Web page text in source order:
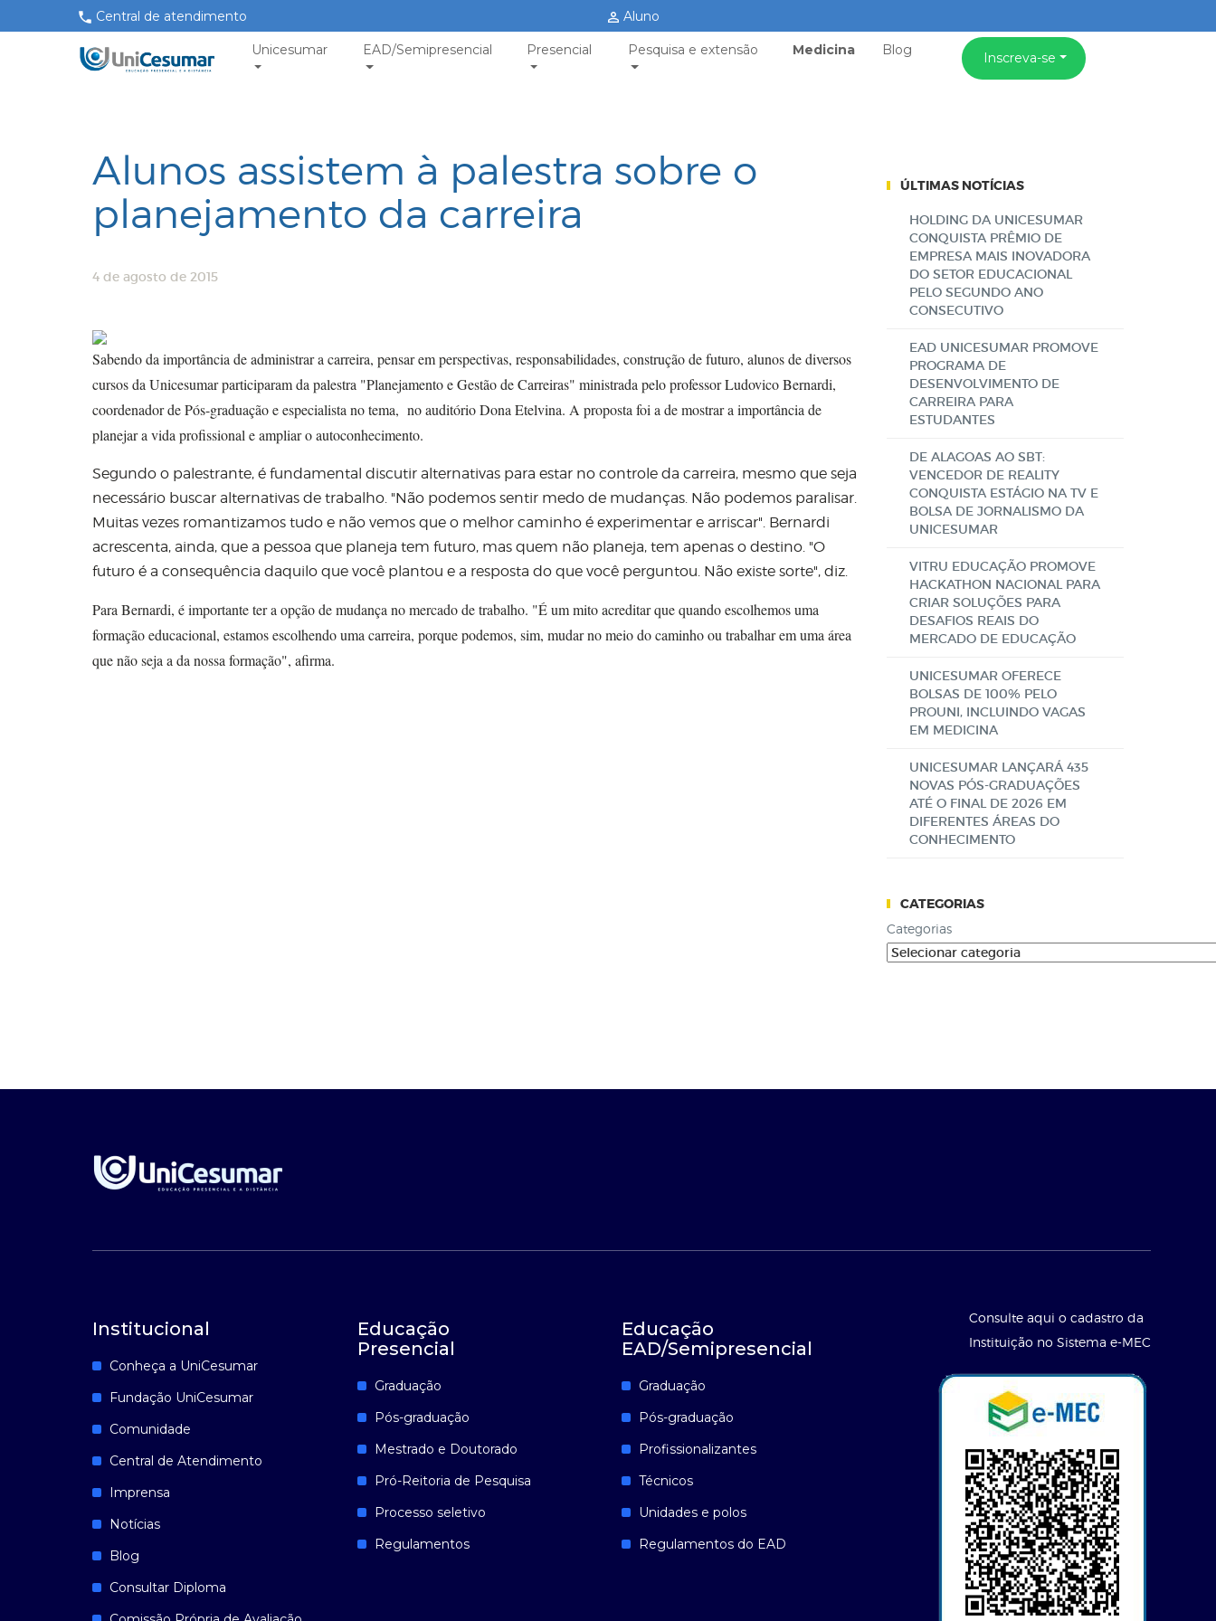
Central de atendimento Aluno
Unicesumar EAD/Semipresencial Presencial Pesquisa e extensão Medicina Blog Inscreva-se
Alunos assistem à palestra sobre o
planejamento da carreira
4 de agosto de 2015
Sabendo da importância de administrar a carreira, pensar em perspectivas, responsabilidades, construção de futuro, alunos de diversos
cursos da Unicesumar participaram da palestra "Planejamento e Gestão de Carreiras" ministrada pelo professor Ludovico Bernardi,
coordenador de Pós-graduação e especialista no tema, no auditório Dona Etelvina. A proposta foi a de mostrar a importância de
planejar a vida profissional e ampliar o autoconhecimento.
Segundo o palestrante, é fundamental discutir alternativas para estar no controle da carreira, mesmo que seja
necessário buscar alternativas de trabalho. "Não podemos sentir medo de mudanças. Não podemos paralisar.
Muitas vezes romantizamos tudo e não vemos que o melhor caminho é experimentar e arriscar". Bernardi
acrescenta, ainda, que a pessoa que planeja tem futuro, mas quem não planeja, tem apenas o destino. "O
futuro é a consequência daquilo que você plantou e a resposta do que você perguntou. Não existe sorte", diz.
Para Bernardi, é importante ter a opção de mudança no mercado de trabalho. "É um mito acreditar que quando escolhemos uma
formação educacional, estamos escolhendo uma carreira, porque podemos, sim, mudar no meio do caminho ou trabalhar em uma área
que não seja a da nossa formação", afirma.
ÚLTIMAS NOTÍCIAS
HOLDING DA UNICESUMAR
CONQUISTA PRÊMIO DE
EMPRESA MAIS INOVADORA
DO SETOR EDUCACIONAL
PELO SEGUNDO ANO
CONSECUTIVO
EAD UNICESUMAR PROMOVE
PROGRAMA DE
DESENVOLVIMENTO DE
CARREIRA PARA
ESTUDANTES
DE ALAGOAS AO SBT:
VENCEDOR DE REALITY
CONQUISTA ESTÁGIO NA TV E
BOLSA DE JORNALISMO DA
UNICESUMAR
VITRU EDUCAÇÃO PROMOVE
HACKATHON NACIONAL PARA
CRIAR SOLUÇÕES PARA
DESAFIOS REAIS DO
MERCADO DE EDUCAÇÃO
UNICESUMAR OFERECE
BOLSAS DE 100% PELO
PROUNI, INCLUINDO VAGAS
EM MEDICINA
UNICESUMAR LANÇARÁ 435
NOVAS PÓS-GRADUAÇÕES
ATÉ O FINAL DE 2026 EM
DIFERENTES ÁREAS DO
CONHECIMENTO
CATEGORIAS
Categorias
Institucional
Conheça a UniCesumar
Fundação UniCesumar
Comunidade
Central de Atendimento
Imprensa
Notícias
Blog
Consultar Diploma
Educação
Presencial
Graduação
Pós-graduação
Mestrado e Doutorado
Pró-Reitoria de Pesquisa
Processo seletivo
Regulamentos
Educação
EAD/Semipresencial
Graduação
Pós-graduação
Profissionalizantes
Técnicos
Unidades e polos
Regulamentos do EAD
Consulte aqui o cadastro da
Instituição no Sistema e-MEC